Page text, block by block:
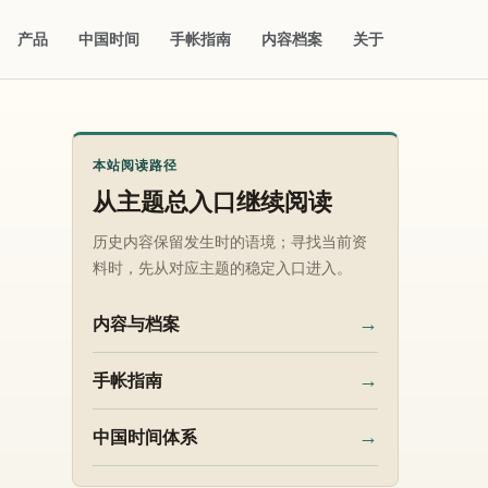
产品 中国时间 手帐指南 内容档案 关于
本站阅读路径
从主题总入口继续阅读
历史内容保留发生时的语境；寻找当前资
料时，先从对应主题的稳定入口进入。
内容与档案 →
手帐指南 →
中国时间体系 →